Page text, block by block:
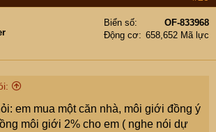
Biển số
OF-833968
Động cơ
658,652 Mã lực
em mua một căn nhà, môi giới đồng ý
môi giới 2% cho em ( nghe nói dự